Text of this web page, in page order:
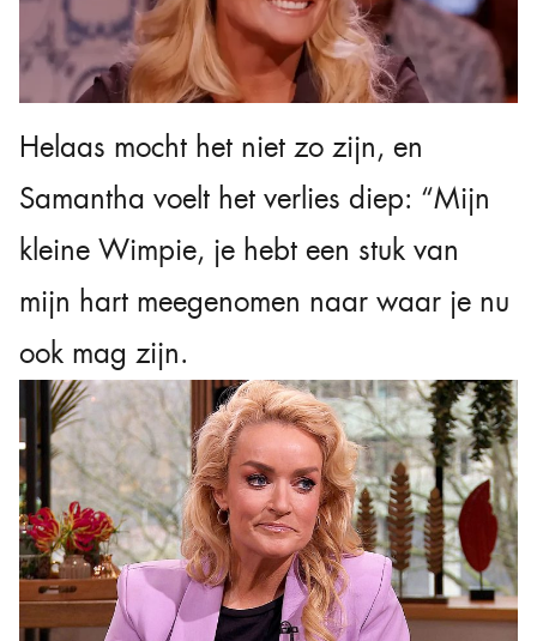
Helaas mocht het niet zo zijn, en
Samantha voelt het verlies diep: “Mijn
kleine Wimpie, je hebt een stuk van
mijn hart meegenomen naar waar je nu
ook mag zijn.